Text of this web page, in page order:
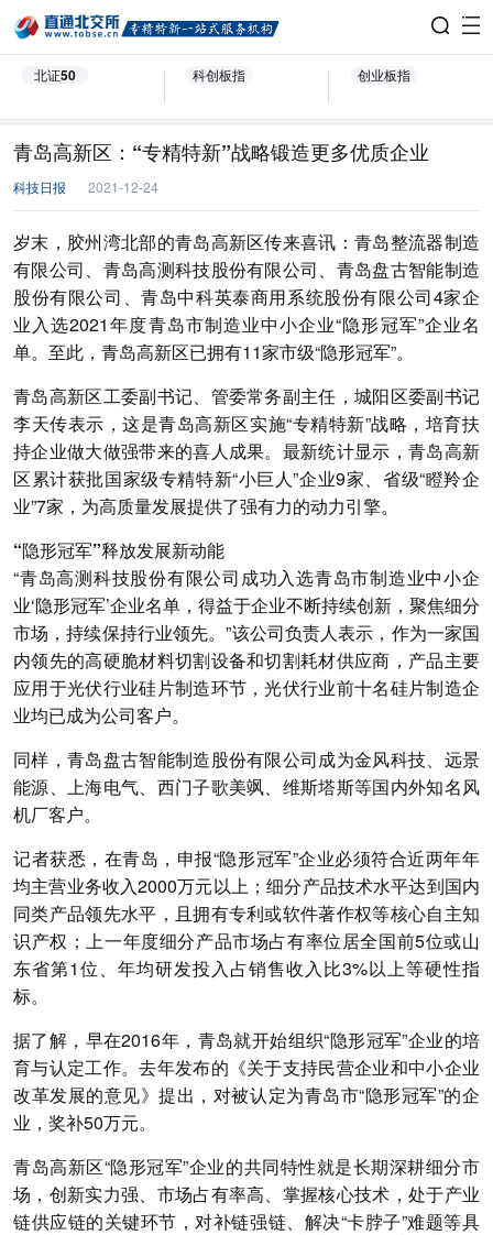
北证50 科创板指 创业板指
青岛高新区：“专精特新”战略锻造更多优质企业
科技日报 2021-12-24
岁末，胶州湾北部的青岛高新区传来喜讯：青岛整流器制造
有限公司、青岛高测科技股份有限公司、青岛盘古智能制造
股份有限公司、青岛中科英泰商用系统股份有限公司4家企
业入选2021年度青岛市制造业中小企业“隐形冠军”企业名
单。至此，青岛高新区已拥有11家市级“隐形冠军”。
青岛高新区工委副书记、管委常务副主任，城阳区委副书记
李天传表示，这是青岛高新区实施“专精特新”战略，培育扶
持企业做大做强带来的喜人成果。最新统计显示，青岛高新
区累计获批国家级专精特新“小巨人”企业9家、省级“瞪羚企
业”7家，为高质量发展提供了强有力的动力引擎。
“隐形冠军”释放发展新动能
“青岛高测科技股份有限公司成功入选青岛市制造业中小企
业‘隐形冠军’企业名单，得益于企业不断持续创新，聚焦细分
市场，持续保持行业领先。”该公司负责人表示，作为一家国
内领先的高硬脆材料切割设备和切割耗材供应商，产品主要
应用于光伏行业硅片制造环节，光伏行业前十名硅片制造企
业均已成为公司客户。
同样，青岛盘古智能制造股份有限公司成为金风科技、远景
能源、上海电气、西门子歌美飒、维斯塔斯等国内外知名风
机厂客户。
记者获悉，在青岛，申报“隐形冠军”企业必须符合近两年年
均主营业务收入2000万元以上；细分产品技术水平达到国内
同类产品领先水平，且拥有专利或软件著作权等核心自主知
识产权；上一年度细分产品市场占有率位居全国前5位或山
东省第1位、年均研发投入占销售收入比3%以上等硬性指
标。
据了解，早在2016年，青岛就开始组织“隐形冠军”企业的培
育与认定工作。去年发布的《关于支持民营企业和中小企业
改革发展的意见》提出，对被认定为青岛市“隐形冠军”的企
业，奖补50万元。
青岛高新区“隐形冠军”企业的共同特性就是长期深耕细分市
场，创新实力强、市场占有率高、掌握核心技术，处于产业
链供应链的关键环节，对补链强链、解决“卡脖子”难题等具